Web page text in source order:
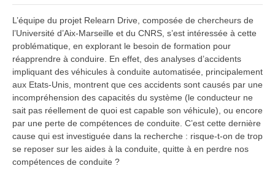
L’équipe du projet Relearn Drive, composée de chercheurs de
l’Université d’Aix-Marseille et du CNRS, s’est intéressée à cette
problématique, en explorant le besoin de formation pour
réapprendre à conduire. En effet, des analyses d’accidents
impliquant des véhicules à conduite automatisée, principalement
aux Etats-Unis, montrent que ces accidents sont causés par une
incompréhension des capacités du système (le conducteur ne
sait pas réellement de quoi est capable son véhicule), ou encore
par une perte de compétences de conduite. C’est cette dernière
cause qui est investiguée dans la recherche : risque-t-on de trop
se reposer sur les aides à la conduite, quitte à en perdre nos
compétences de conduite ?